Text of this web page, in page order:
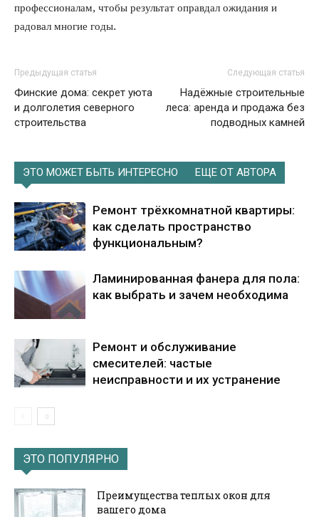
профессионалам, чтобы результат оправдал ожидания и
радовал многие годы.
Предыдущая статья
Финские дома: секрет уюта
и долголетия северного
строительства
Следующая статья
Надёжные строительные
леса: аренда и продажа без
подводных камней
ЭТО МОЖЕТ БЫТЬ ИНТЕРЕСНО ЕЩЕ ОТ АВТОРА
Ремонт трёхкомнатной квартиры:
как сделать пространство
функциональным?
Ламинированная фанера для пола:
как выбрать и зачем необходима
Ремонт и обслуживание
смесителей: частые
неисправности и их устранение
ЭТО ПОПУЛЯРНО
Преимущества теплых окон для
вашего дома